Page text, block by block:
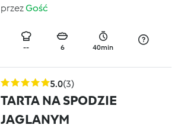
przezGość
-- 6 40min
5.0(3)
TARTA NA SPODZIE
JAGLANYM